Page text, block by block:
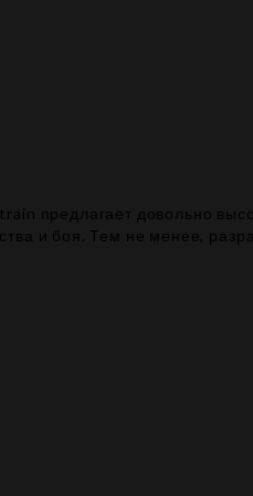
предлагает довольно
и боя. Тем не менее,